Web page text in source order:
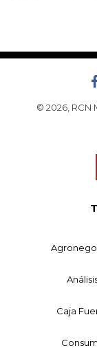
© 2026, RCN
Caja